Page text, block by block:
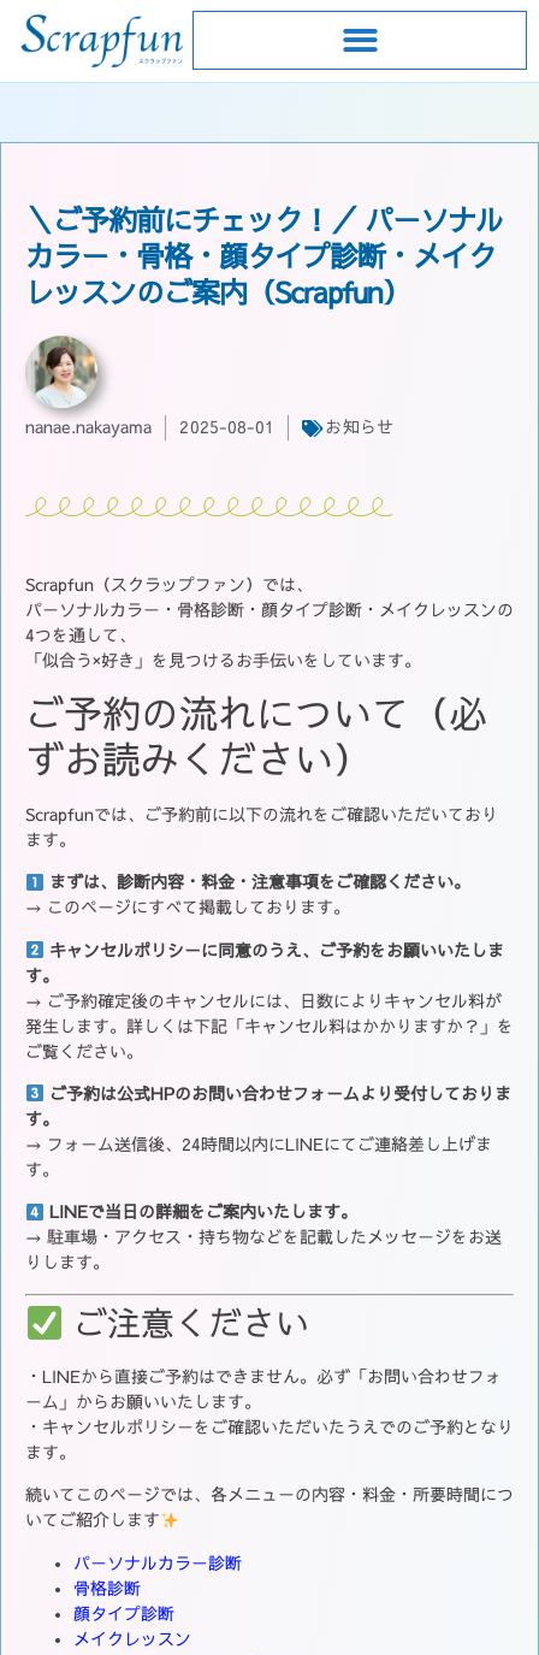
＼ご予約前にチェック！／ パーソナル
カラー・骨格・顔タイプ診断・メイク
レッスンのご案内（Scrapfun）
nanae.nakayama 2025-08-01 お知らせ
Scrapfun（スクラップファン）では、
パーソナルカラー・骨格診断・顔タイプ診断・メイクレッスンの
4つを通して、
「似合う×好き」を見つけるお手伝いをしています。
ご予約の流れについて（必
ずお読みください）
Scrapfunでは、ご予約前に以下の流れをご確認いただいており
ます。
まずは、診断内容・料金・注意事項をご確認ください。
→ このページにすべて掲載しております。
キャンセルポリシーに同意のうえ、ご予約をお願いいたしま
す。
→ ご予約確定後のキャンセルには、日数によりキャンセル料が
発生します。詳しくは下記「キャンセル料はかかりますか？」を
ご覧ください。
ご予約は公式HPのお問い合わせフォームより受付しておりま
す。
→ フォーム送信後、24時間以内にLINEにてご連絡差し上げま
す。
LINEで当日の詳細をご案内いたします。
→ 駐車場・アクセス・持ち物などを記載したメッセージをお送
りします。
ご注意ください
・LINEから直接ご予約はできません。必ず「お問い合わせフォ
ーム」からお願いいたします。
・キャンセルポリシーをご確認いただいたうえでのご予約となり
ます。
続いてこのページでは、各メニューの内容・料金・所要時間につ
いてご紹介します
パーソナルカラー診断
骨格診断
顔タイプ診断
メイクレッスン